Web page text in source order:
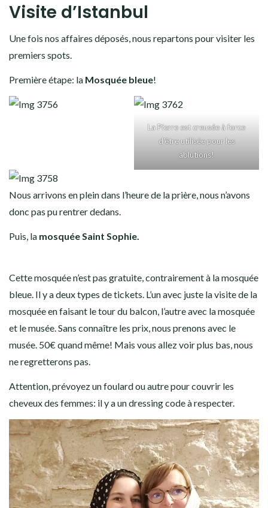
Visite d’Istanbul
Une fois nos affaires déposés, nous repartons pour visiter les
premiers spots.
Première étape: la Mosquée bleue!
La Pierre est creusée à force
d’être utilisée pour les
ablutions!
Nous arrivons en plein dans l’heure de la prière, nous n’avons
donc pas pu rentrer dedans.
Puis, la mosquée Saint Sophie.
Cette mosquée n’est pas gratuite, contrairement à la mosquée
bleue. Il y a deux types de tickets. L’un avec juste la visite de la
mosquée en faisant le tour du balcon, l’autre avec la mosquée
et le musée. Sans connaître les prix, nous prenons avec le
musée. 50€ quand même! Mais vous allez voir plus bas, nous
ne regretterons pas.
Attention, prévoyez un foulard ou autre pour couvrir les
cheveux des femmes: il y a un dressing code à respecter.